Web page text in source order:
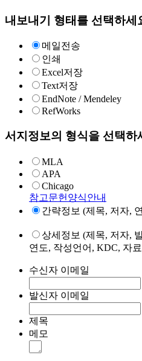
내보내기 형태를 선택하세
메일전송
인쇄
Excel저장
Text저장
EndNote / Mendeley
RefWorks
서지정보의 형식을 선택하
MLA
APA
Chicago
참고문헌양식안내
간략정보 (제목, 저자,
상세정보 (제목, 저자,
연도, 작성언어, KDC, 자
수신자 이메일
발신자 이메일
제목
메모